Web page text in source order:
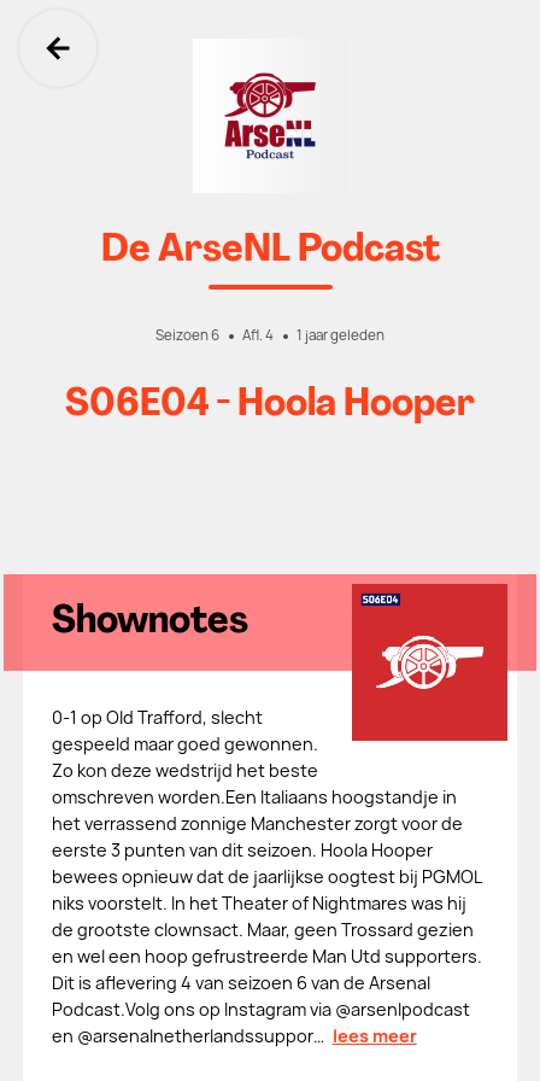
Ga terug
De ArseNL Podcast
Seizoen 6 Afl. 4 1 jaar geleden
S06E04 - Hoola Hooper
Shownotes
0-1 op Old Trafford, slecht
gespeeld maar goed gewonnen.
Zo kon deze wedstrijd het beste
omschreven worden.Een Italiaans hoogstandje in
het verrassend zonnige Manchester zorgt voor de
eerste 3 punten van dit seizoen. Hoola Hooper
bewees opnieuw dat de jaarlijkse oogtest bij PGMOL
niks voorstelt. In het Theater of Nightmares was hij
de grootste clownsact. Maar, geen Trossard gezien
en wel een hoop gefrustreerde Man Utd supporters.
Dit is aflevering 4 van seizoen 6 van de Arsenal
Podcast.Volg ons op Instagram via @arsenlpodcast
en @arsenalnetherlandssuppor… lees meer